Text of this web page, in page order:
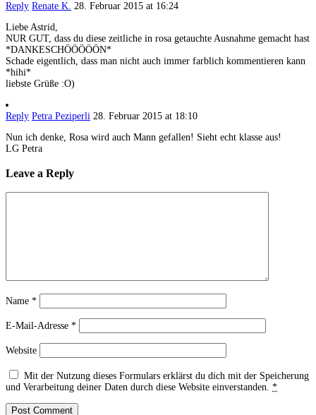
Reply Renate K. 28. Februar 2015 at 16:24
Liebe Astrid,
NUR GUT, dass du diese zeitliche in rosa getauchte Ausnahme gemacht hast
*DANKESCHÖÖÖÖÖN*
Schade eigentlich, dass man nicht auch immer farblich kommentieren kann
*hihi*
liebste Grüße :O)
Reply Petra Peziperli 28. Februar 2015 at 18:10
Nun ich denke, Rosa wird auch Mann gefallen! Sieht echt klasse aus!
LG Petra
Leave a Reply
Name *
E-Mail-Adresse *
Website
Mit der Nutzung dieses Formulars erklärst du dich mit der Speicherung
und Verarbeitung deiner Daten durch diese Website einverstanden. *